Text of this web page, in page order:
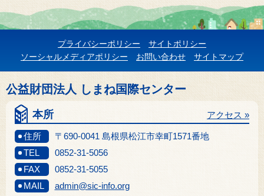
プライバシーポリシー
サイトポリシー
ソーシャルメディアポリシー
お問い合わせ サイトマップ
公益財団法人 しまね国際センター
本所
住所 〒690-0041 島根県松江市幸町1571番地
アクセス »
TEL
0852-31-5056
FAX
0852-31-5055
MAIL
admin@sic-info.org